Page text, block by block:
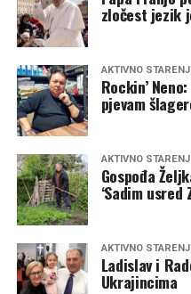
zločest jezik
AKTIVNO
Rockin’
pjevam
AKTIVNO
Gospođa
‘Sadim
AKTIVNO
Ladislav i
Ukrajincima